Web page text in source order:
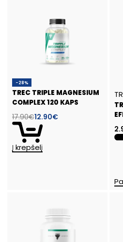
-28%
TREC TRIPLE MAGNESIUM
COMPLEX 120 KAPS
17.90€12.90€
Į krepšelį